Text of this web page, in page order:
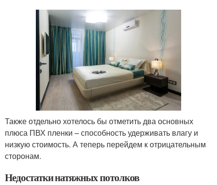
Также отдельно хотелось бы отметить два основных
плюса ПВХ пленки – способность удерживать влагу и
низкую стоимость. А теперь перейдем к отрицательным
сторонам.
Недостатки натяжных потолков